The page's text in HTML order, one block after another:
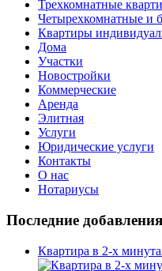
Трехкомнатные
Четырехкомнатные и
Квартиры
Дома
Участки
Новостройки
Коммерческие
Аренда
Элитная
Услуги
Юридические услуги
Контакты
О нас
Нотариусы
Последние добавления
Квартира в 2-х